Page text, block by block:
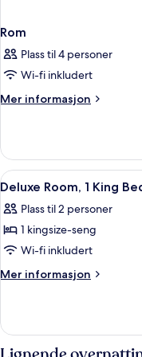
Rom
Plass til 4 personer
Wi-fi inkludert
Mer informasjon
Mer
Åpne
alle
bildene
av
Deluxe
Room,
Bed
50
Deluxe Room, 1 King
Plass til 2 personer
1 kingsize-seng
Wi-fi inkludert
Mer informasjon
Mer
Room,
1